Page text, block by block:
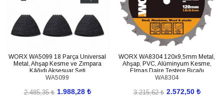
WORX WA5099 18 Parça Universal
Metal, Ahşap Kesme ve Zımpara
Kâğıdı Aksesuar Seti
WA5099
1.988,28 ₺
2.485,35 ₺
WORX WA8304 120x9,5mm Metal,
Ahşap, PVC, Alüminyum Kesme,
Elmas Daire Testere Bıçağı
WA8304
2.572,50 ₺
3.215,62 ₺